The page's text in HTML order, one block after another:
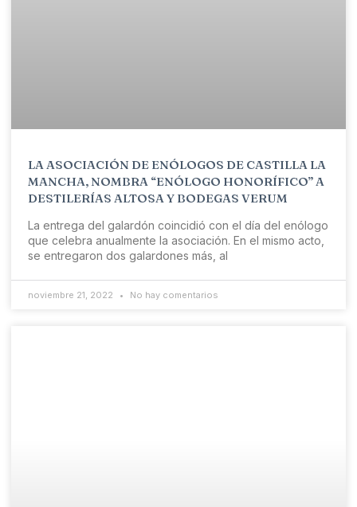
LA ASOCIACIÓN DE ENÓLOGOS DE CASTILLA LA
MANCHA, NOMBRA “ENÓLOGO HONORÍFICO” A
DESTILERÍAS ALTOSA Y BODEGAS VERUM
La entrega del galardón coincidió con el día del enólogo
que celebra anualmente la asociación. En el mismo acto,
se entregaron dos galardones más, al
noviembre 21, 2022 No hay comentarios